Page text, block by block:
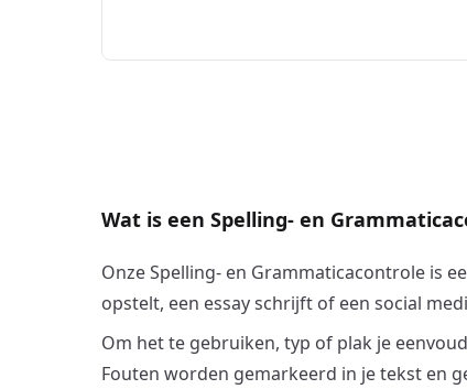
Wat is een Spelling- en
Onze Spelling- en Grammaticacontrole is
opstelt, een essay schrijft of een social
Om het te gebruiken, typ of plak je
Fouten worden gemarkeerd in je tekst en